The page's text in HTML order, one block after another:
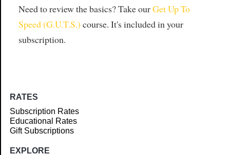
Need to review the basics? Take ourGet Up To
Speed (G.U.T.S.) course. It's included in your
subscription.
RATES
Subscription Rates
Educational Rates
Gift Subscriptions
EXPLORE